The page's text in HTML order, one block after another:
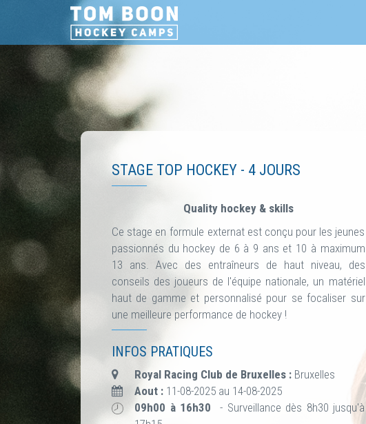
STAGE TOP HOCKEY - 4 JOURS
Quality hockey & skills
Ce stage en formule externat est conçu pour les jeunes
passionnés du hockey de 6 à 9 ans et 10 à maximum
13 ans. Avec des entraîneurs de haut niveau, des
conseils des joueurs de l'équipe nationale, un matériel
haut de gamme et personnalisé pour se focaliser sur
une meilleure performance de hockey !
INFOS PRATIQUES
Royal Racing Club de Bruxelles : Bruxelles
Aout : 11-08-2025 au 14-08-2025
09h00 à 16h30 - Surveillance dès 8h30 jusqu'à